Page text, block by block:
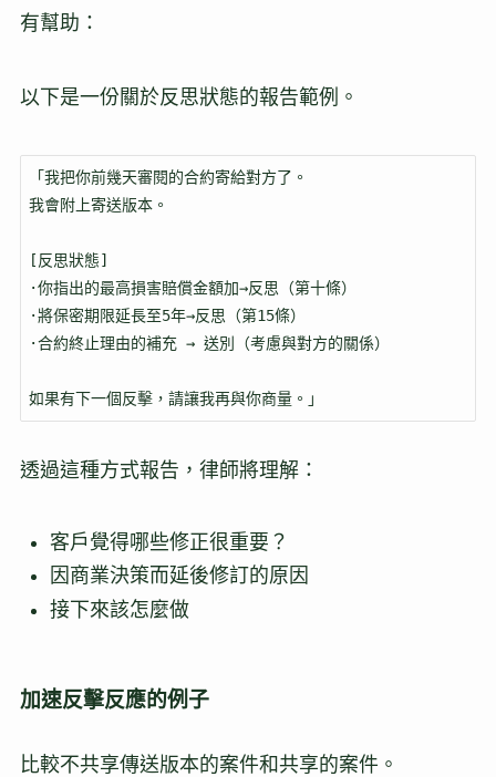
有幫助：
以下是一份關於反思狀態的報告範例。
「我把你前幾天審閱的合約寄給對方了。
我會附上寄送版本。
[反思狀態]
·你指出的最高損害賠償金額加→反思（第十條）
·將保密期限延長至5年→反思（第15條）
·合約終止理由的補充 → 送別（考慮與對方的關係）
如果有下一個反擊，請讓我再與你商量。」
透過這種方式報告，律師將理解：
客戶覺得哪些修正很重要？
因商業決策而延後修訂的原因
接下來該怎麼做
加速反擊反應的例子
比較不共享傳送版本的案件和共享的案件。